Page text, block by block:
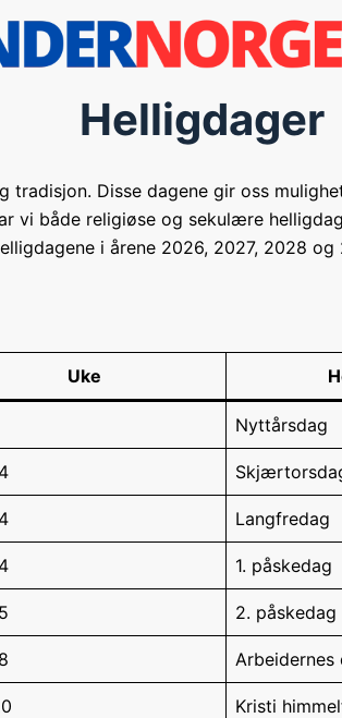
Helligdager
tradisjon. Disse dagene gir oss
vi både religiøse og sekulære
i årene 2026, 2027, 2028
Uke
Nyttårsdag
Langfredag
1. påskedag
2. påskedag
Arbeidernes
Kristi